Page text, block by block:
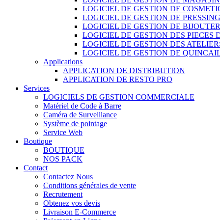
LOGICIEL DE GESTION DE
LOGICIEL DE GESTION DE PRESSING
LOGICIEL DE GESTION DE
LOGICIEL DE GESTION DES PIECES
LOGICIEL DE GESTION DES
LOGICIEL DE GESTION DE
Applications
APPLICATION DE DISTRIBUTION
APPLICATION DE RESTO PRO
Services
LOGICIELS DE GESTION COMMERCIALE
Matériel de Code à Barre
Caméra de Surveillance
Système de pointage
Service Web
Boutique
BOUTIQUE
NOS PACK
Contact
Contactez Nous
Conditions générales de vente
Recrutement
Obtenez vos devis
Livraison E-Commerce